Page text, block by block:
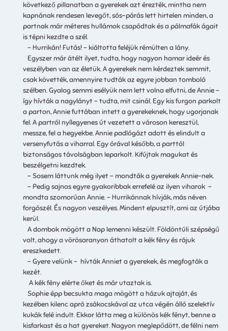
következő pillanatban a gyerekek azt érezték, mintha nem
kapnának rendesen levegőt, sós-párás lett hirtelen minden, a
partnak már méteres hullámok csapódtak és a pálmafák ágait
is tépni kezdte a szél.
– Hurrikán! Futás! – kiáltotta feléjük rémülten a lány.
Egyszer már átélt ilyet, tudta, hogy nagyon hamar ideér és
veszélyben van az életük. A gyerekek nem kérdeztek semmit,
csak követték, amennyire tudták az egyre jobban tomboló
szélben. Gyalog semmi esélyük nem lett volna elfutni, de Annie –
így hívták a nagylányt – tudta, mit csinál. Egy kis furgon parkolt
a parton, Annie futtában intett a gyerekeknek, hogy ugorjanak
fel. A partról nyílegyenes út vezetett a városon keresztül,
messze, fel a hegyekbe. Annie padlógázt adott és elindult a
versenyfutás a viharral. Egy órával később, a parttól
biztonságos távolságban leparkolt. Kifújtak magukat és
beszélgetni kezdtek.
– Sosem láttunk még ilyet – mondták a gyerekek Annie-nek.
– Pedig sajnos egyre gyakoribbak errefelé az ilyen viharok –
mondta szomorúan Annie. – Hurrikánnak hívják, más néven
forgószél. És nagyon veszélyes. Mindent elpusztít, ami az útjába
kerül.
A dombok mögött a Nap lemenni készült. Földöntúli szépségű
volt, ahogy a vörösaranyon áthatolt a kék fény és rájuk
ereszkedett.
– Gyere velünk – hívták Anniet a gyerekek, és megfogták a
kezét.
A kék fény elérte őket és már utaztak is.
Sophie épp becsukta maga mögött a házuk ajtaját, és
kezében kilenc apró zsákocskával az utca végén álló szelektív
kukák felé indult. Ekkor látta meg a különös kék fényt, benne a
kisfarkast és a hat gyereket. Nagyon meglepődött, de félni nem